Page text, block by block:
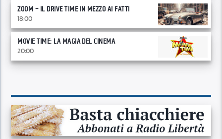
ZOOM – IL DRIVE TIME IN MEZZO AI FATTI
18:00
MOVIE TIME: LA MAGIA DEL CINEMA
20:00